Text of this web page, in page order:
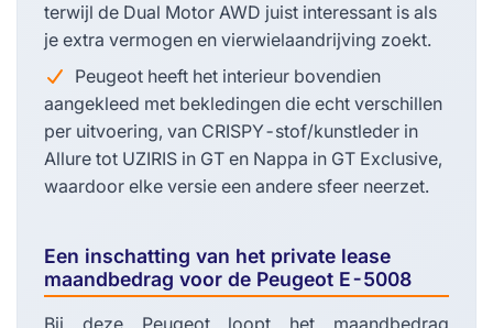
terwijl de Dual Motor AWD juist interessant is als
je extra vermogen en vierwielaandrijving zoekt.
Peugeot heeft het interieur bovendien
aangekleed met bekledingen die echt verschillen
per uitvoering, van CRISPY-stof/kunstleder in
Allure tot UZIRIS in GT en Nappa in GT Exclusive,
waardoor elke versie een andere sfeer neerzet.
Een inschatting van het private lease
maandbedrag voor de Peugeot E-5008